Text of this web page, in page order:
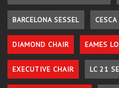
BARCELONA SESSEL
DIAMOND CHAIR EAMES
EXECUTIVE CHAIR LC 21